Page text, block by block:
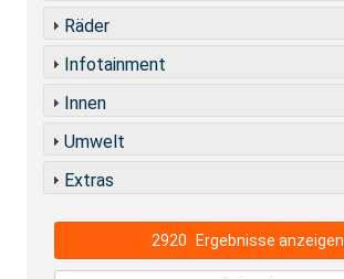
Räder
Infotainment
Innen
Umwelt
Extras
2920 Ergebnisse anzeigen